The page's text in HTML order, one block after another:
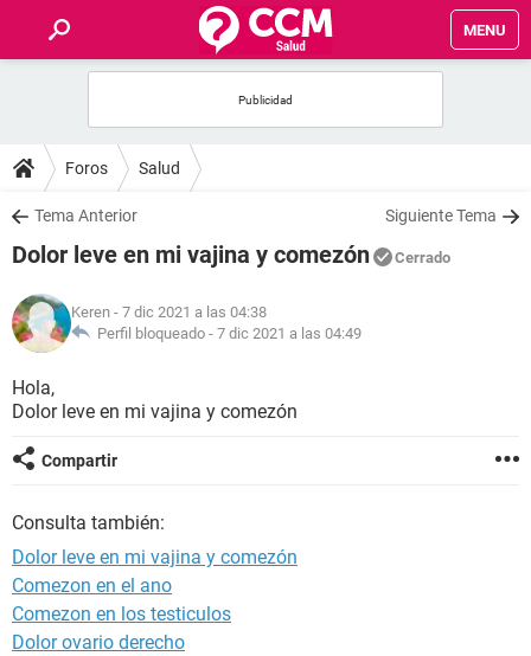
MENU
FOROS
SALUD
NUTRICIÓN
BIENESTAR
SEXUALIDAD
GLOSARIO
Foros Salud
Tema Anterior Siguiente Tema
Dolor leve en mi vajina y comezón Cerrado
Keren - 7 dic 2021 a las 04:38
Perfil bloqueado - 7 dic 2021 a las 04:49
Hola,
Dolor leve en mi vajina y comezón
Compartir
Consulta también:
Dolor leve en mi vajina y comezón
Comezon en el ano
Comezon en los testiculos
Dolor ovario derecho